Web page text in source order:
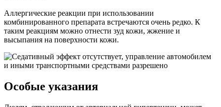
Аллергические реакции при использовании
комбинированного препарата встречаются очень редко. К
таким реакциям можно отнести зуд кожи, жжение и
высыпания на поверхности кожи.
Особые указания